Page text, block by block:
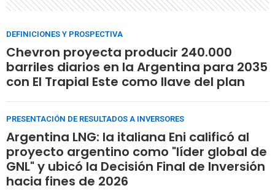
DEFINICIONES Y PROSPECTIVA
Chevron proyecta producir 240.000
barriles diarios en la Argentina para 2035
con El Trapial Este como llave del plan
PRESENTACIÓN DE RESULTADOS A INVERSORES
Argentina LNG: la italiana Eni calificó al
proyecto argentino como "líder global de
GNL" y ubicó la Decisión Final de Inversión
hacia fines de 2026